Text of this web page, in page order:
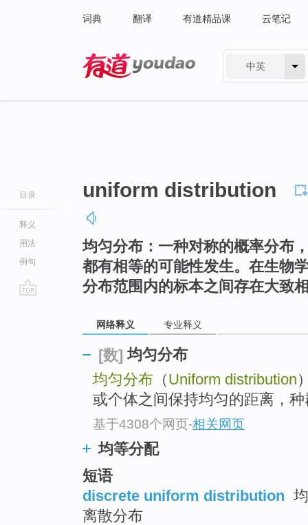
词典 翻译 有道精品课 云笔记
中英
目录
释义
用法
例句
uniform distribution
均匀分布：一种对称的概率分布
都有相等的可能性发生。在生物
分布范围内的标本之间存在大致
网络释义 专业释义
[数] 均匀分布
均匀分布 （Uniform distribution
或个体之间保持均匀的距离，
基于4308个网页-相关网页
均等分配
短语
discrete uniform distribution
离散分布